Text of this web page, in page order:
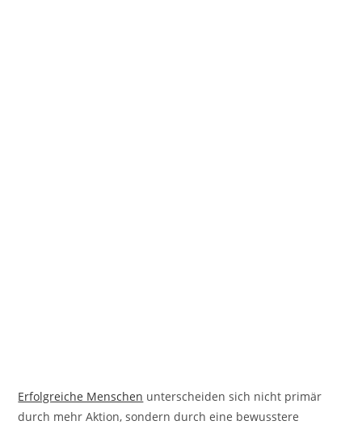
Erfolgreiche Menschen unterscheiden sich nicht primär
durch mehr Aktion, sondern durch eine bewusstere